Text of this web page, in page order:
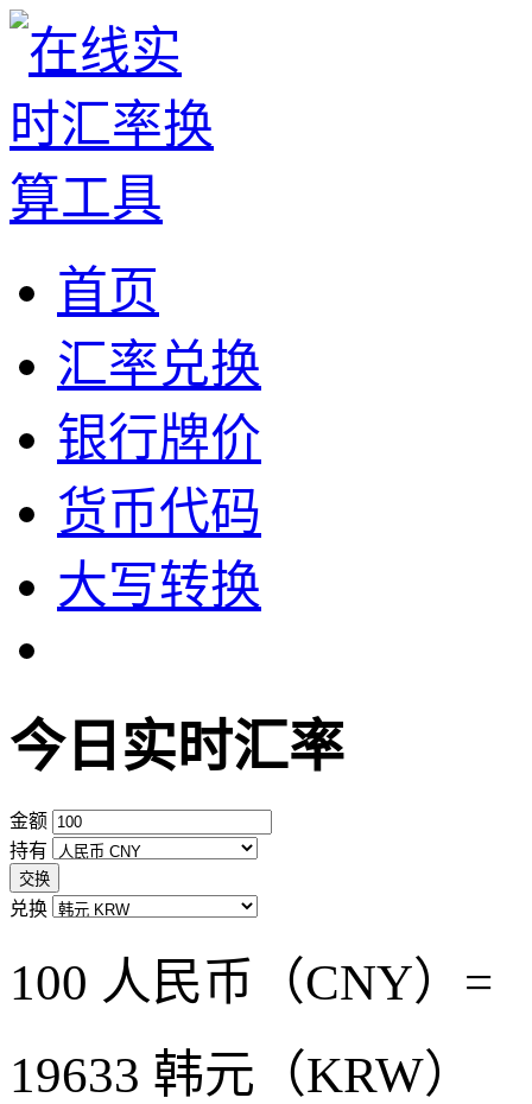
首页
汇率兑换
银行牌价
货币代码
大写转换
今日实时汇率
金额
持有
交换
兑换
100 人民币（CNY）=
19633 韩元（KRW）